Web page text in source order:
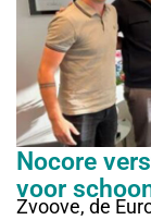
Nocore
voor
Zvoove, de